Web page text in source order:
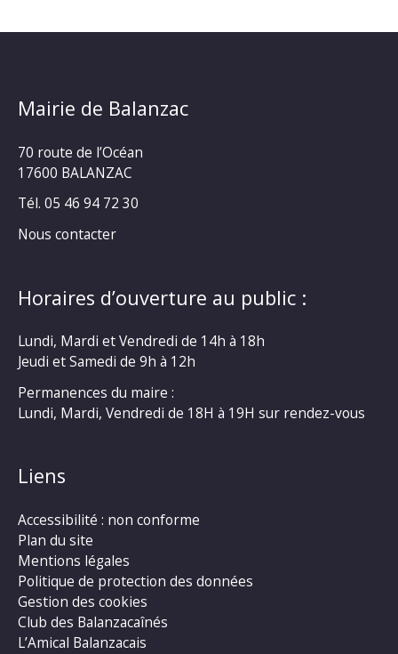
Mairie de Balanzac
70 route de l’Océan
17600 BALANZAC
Tél. 05 46 94 72 30
Nous contacter
Horaires d’ouverture au public :
Lundi, Mardi et Vendredi de 14h à 18h
Jeudi et Samedi de 9h à 12h
Permanences du maire :
Lundi, Mardi, Vendredi de 18H à 19H sur rendez-vous
Liens
Accessibilité : non conforme
Plan du site
Mentions légales
Politique de protection des données
Gestion des cookies
Club des Balanzacaînés
L’Amical Balanzacais